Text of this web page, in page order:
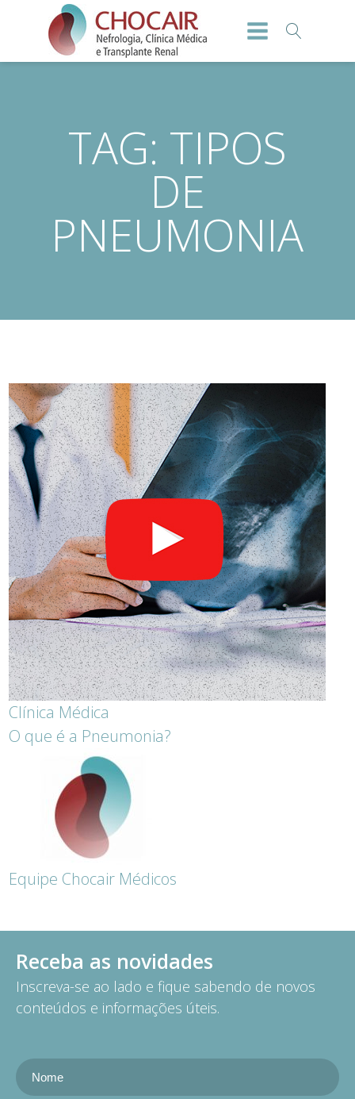
TAG: TIPOS
DE
PNEUMONIA
Clínica Médica
O que é a Pneumonia?
Equipe Chocair Médicos
Receba as novidades
Inscreva-se ao lado e fique sabendo de novos
conteúdos e informações úteis.